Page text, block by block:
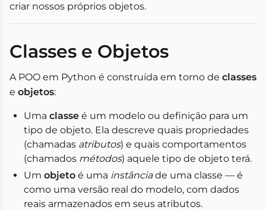
criar nossos próprios objetos.
Classes e Objetos
A POO em Python é construída em torno de classes
e objetos:
Uma classe é um modelo ou definição para um
tipo de objeto. Ela descreve quais propriedades
(chamadas atributos) e quais comportamentos
(chamados métodos) aquele tipo de objeto terá.
Um objeto é uma instânciade uma classe — é
como uma versão real do modelo, com dados
reais armazenados em seus atributos.